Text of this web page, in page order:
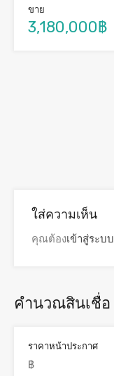
ขาย
3,180,000฿
ใส่ความเห็น
คุณต้องเข้าสู่ระบบ
คำนวณสินเชื่อ
ราคาหน้าประกาศ